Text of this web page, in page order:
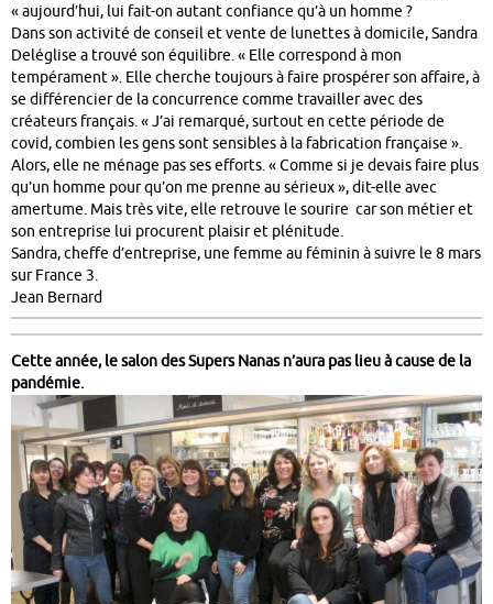
« aujourd’hui, lui fait-on autant confiance qu’à un homme ?
Dans son activité de conseil et vente de lunettes à domicile, Sandra
Deléglise a trouvé son équilibre. « Elle correspond à mon
tempérament ». Elle cherche toujours à faire prospérer son affaire, à
se différencier de la concurrence comme travailler avec des
créateurs français. « J’ai remarqué, surtout en cette période de
covid, combien les gens sont sensibles à la fabrication française ».
Alors, elle ne ménage pas ses efforts. « Comme si je devais faire plus
qu’un homme pour qu’on me prenne au sérieux », dit-elle avec
amertume. Mais très vite, elle retrouve le sourire car son métier et
son entreprise lui procurent plaisir et plénitude.
Sandra, cheffe d’entreprise, une femme au féminin à suivre le 8 mars
sur France 3.
Jean Bernard
Cette année, le salon des Supers Nanas n’aura pas lieu à cause de la
pandémie.